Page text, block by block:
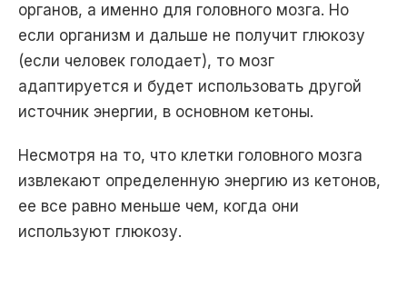
органов, а именно для головного мозга. Но
если организм и дальше не получит глюкозу
(если человек голодает), то мозг
адаптируется и будет использовать другой
источник энергии, в основном кетоны.
Несмотря на то, что клетки головного мозга
извлекают определенную энергию из кетонов,
ее все равно меньше чем, когда они
используют глюкозу.